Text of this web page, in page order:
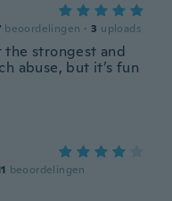
beoordelingen · 3 uploads
the strongest and
abuse, but it’s fun
beoordelingen